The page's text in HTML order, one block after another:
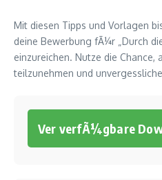
Mit diesen Tipps und Vorlagen
deine Bewerbung fÃ¼r „Durch
einzureichen. Nutze die Chance,
teilzunehmen und
Ver verfÃ¼gbare